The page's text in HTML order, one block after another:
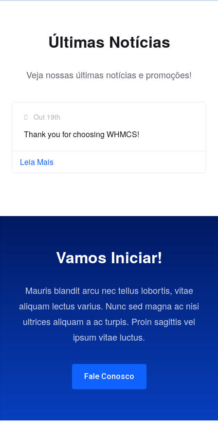
Últimas Notícias
Veja nossas últimas notícias e promoções!
Out 19th
Thank you for choosing WHMCS!
Leia Mais
Vamos Iniciar!
Mauris blandit arcu nec tellus lobortis, vitae
aliquam lectus varius. Nunc sed magna ac nisi
ultrices aliquam a ac turpis. Proin sagittis vel
ipsum vitae luctus.
Fale Conosco